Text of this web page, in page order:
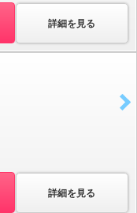
詳細を見る
詳細を見る